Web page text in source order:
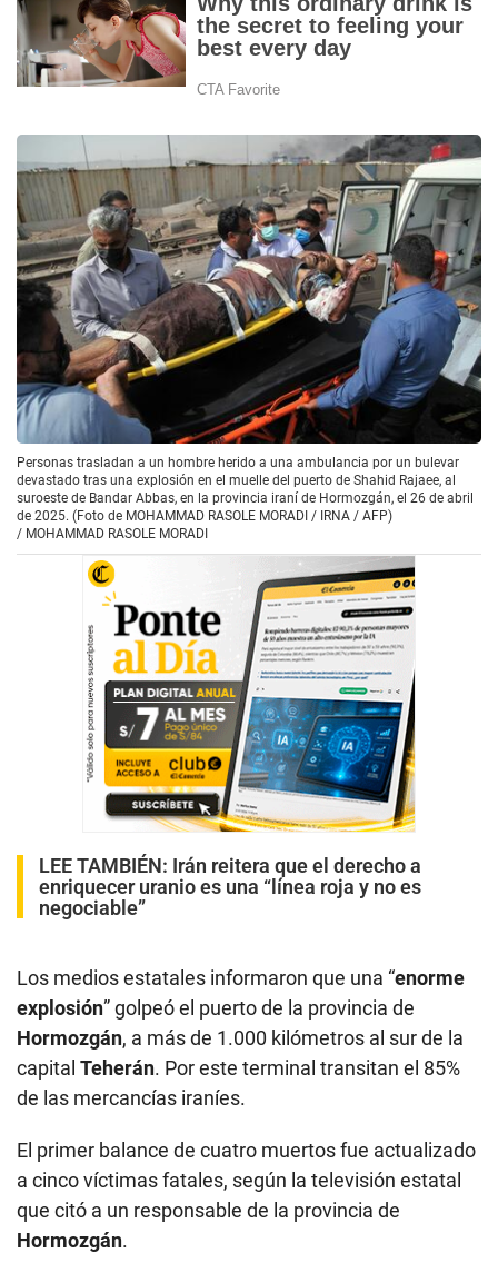
Personas trasladan a un hombre herido a una ambulancia por un bulevar
devastado tras una explosión en el muelle del puerto de Shahid Rajaee, al
suroeste de Bandar Abbas, en la provincia iraní de Hormozgán, el 26 de abril
de 2025. (Foto de MOHAMMAD RASOLE MORADI / IRNA / AFP)
/ MOHAMMAD RASOLE MORADI
LEE TAMBIÉN: Irán reitera que el derecho a
enriquecer uranio es una “línea roja y no es
negociable”
Los medios estatales informaron que una “enorme
explosión” golpeó el puerto de la provincia de
Hormozgán, a más de 1.000 kilómetros al sur de la
capital Teherán. Por este terminal transitan el 85%
de las mercancías iraníes.
El primer balance de cuatro muertos fue actualizado
a cinco víctimas fatales, según la televisión estatal
que citó a un responsable de la provincia de
Hormozgán.